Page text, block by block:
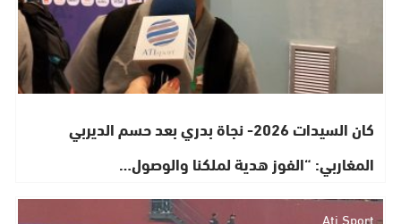
كان السيدات 2026- نجاة بدري بعد حسم الديربي
المغاربي: “الفوز هدية لملكنا والوصول…
Ati Sport